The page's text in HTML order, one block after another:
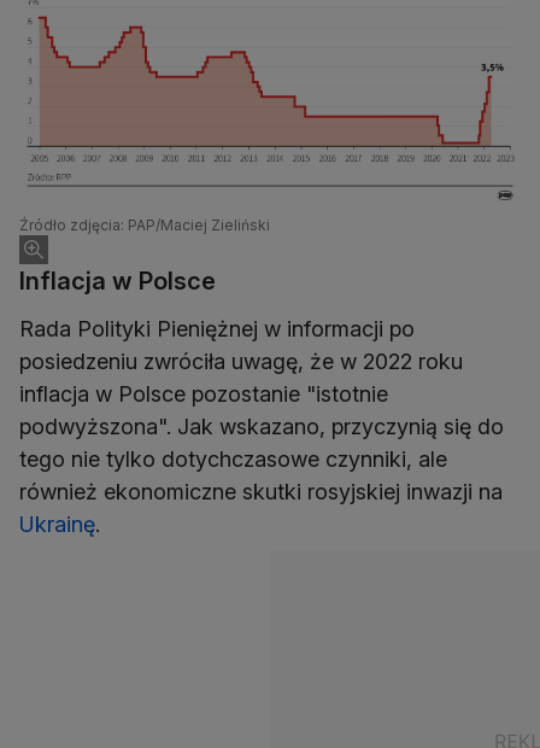
Źródło zdjęcia: PAP/Maciej Zieliński
Inflacja w Polsce
Rada Polityki Pieniężnej w informacji po
posiedzeniu zwróciła uwagę, że w 2022 roku
inflacja w Polsce pozostanie "istotnie
podwyższona". Jak wskazano, przyczynią się do
tego nie tylko dotychczasowe czynniki, ale
również ekonomiczne skutki rosyjskiej inwazji na
Ukrainę.